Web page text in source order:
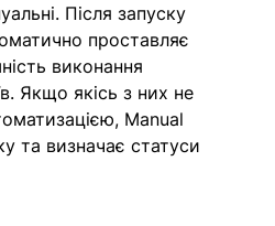
Після запуску
проставляє
виконання
Якщо якісь з них не
Manual
та визначає статуси